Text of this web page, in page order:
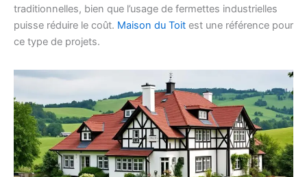
traditionnelles, bien que l’usage de fermettes industrielles
puisse réduire le coût. Maison du Toit est une référence pour
ce type de projets.